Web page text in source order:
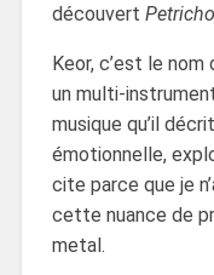
découvert
Keor, c’est le
un multi-
musique qu’il
émotionnelle,
cite parce que je
cette nuance de
metal.